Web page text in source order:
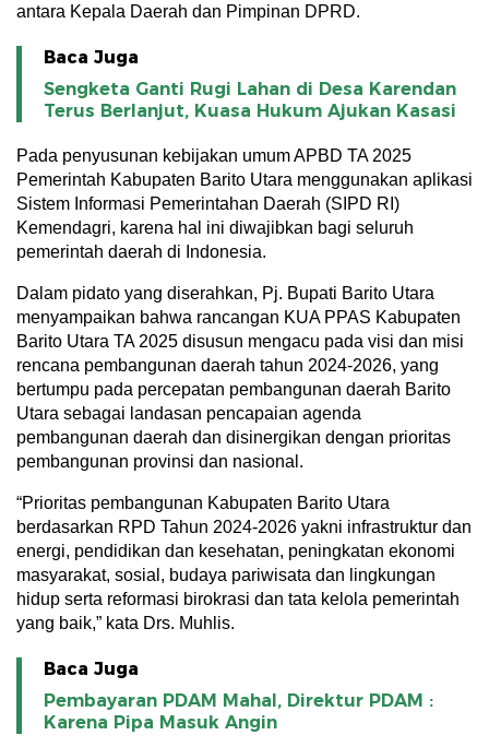
antara Kepala Daerah dan Pimpinan DPRD.
Baca Juga
Sengketa Ganti Rugi Lahan di Desa Karendan
Terus Berlanjut, Kuasa Hukum Ajukan Kasasi
Pada penyusunan kebijakan umum APBD TA 2025
Pemerintah Kabupaten Barito Utara menggunakan aplikasi
Sistem Informasi Pemerintahan Daerah (SIPD RI)
Kemendagri, karena hal ini diwajibkan bagi seluruh
pemerintah daerah di Indonesia.
Dalam pidato yang diserahkan, Pj. Bupati Barito Utara
menyampaikan bahwa rancangan KUA PPAS Kabupaten
Barito Utara TA 2025 disusun mengacu pada visi dan misi
rencana pembangunan daerah tahun 2024-2026, yang
bertumpu pada percepatan pembangunan daerah Barito
Utara sebagai landasan pencapaian agenda
pembangunan daerah dan disinergikan dengan prioritas
pembangunan provinsi dan nasional.
“Prioritas pembangunan Kabupaten Barito Utara
berdasarkan RPD Tahun 2024-2026 yakni infrastruktur dan
energi, pendidikan dan kesehatan, peningkatan ekonomi
masyarakat, sosial, budaya pariwisata dan lingkungan
hidup serta reformasi birokrasi dan tata kelola pemerintah
yang baik,” kata Drs. Muhlis.
Baca Juga
Pembayaran PDAM Mahal, Direktur PDAM :
Karena Pipa Masuk Angin